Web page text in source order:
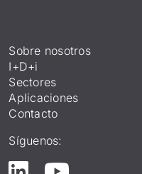
Sobre nosotros
I+D+i
Sectores
Aplicaciones
Contacto
Síguenos: